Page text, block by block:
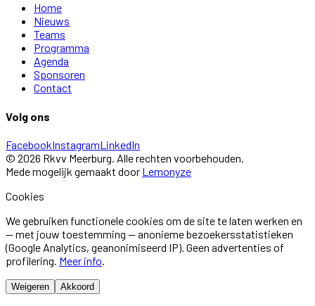
Home
Nieuws
Teams
Programma
Agenda
Sponsoren
Contact
Volg ons
FacebookInstagramLinkedIn
© 2026 Rkvv Meerburg. Alle rechten voorbehouden.
Mede mogelijk gemaakt door Lemonyze
Cookies
We gebruiken functionele cookies om de site te laten werken en
— met jouw toestemming — anonieme bezoekersstatistieken
(Google Analytics, geanonimiseerd IP). Geen advertenties of
profilering. Meer info.
Weigeren Akkoord